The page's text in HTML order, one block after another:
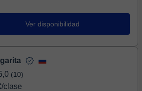
Ver disponibilidad
(10)
/clase